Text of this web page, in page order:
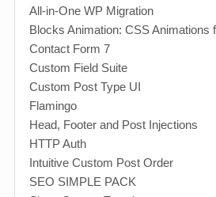
All-in-One WP Migration
Blocks Animation: CSS Animations
Contact Form 7
Custom Field Suite
Custom Post Type UI
Flamingo
Head, Footer and Post Injections
HTTP Auth
Intuitive Custom Post Order
SEO SIMPLE PACK